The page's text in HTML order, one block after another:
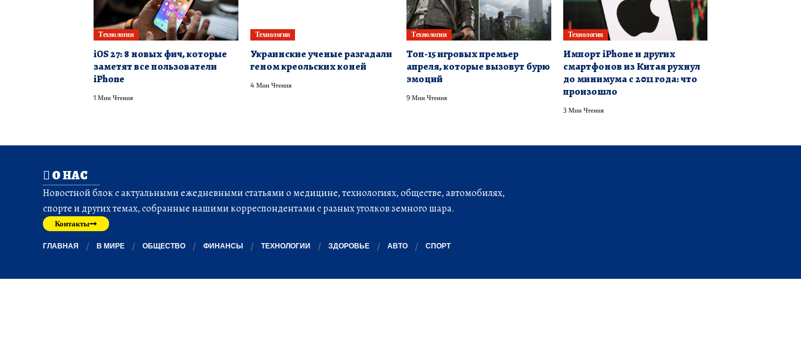
Технологии
iOS 27: 8 новых фич, которые
заметят все пользователи
iPhone
1 Мин Чтения
Технологии
Украинские ученые разгадали
геном креольских коней
4 Мин Чтения
Технологии
Топ-15 игровых премьер
апреля, которые вызовут бурю
эмоций
9 Мин Чтения
Технологии
Импорт iPhone и других
смартфонов из Китая рухнул
до минимума с 2011 года: что
произошло
3 Мин Чтения
О НАС
Новостной блок с актуальными ежедневными статьями о медицине, технологиях, обществе, автомобилях,
спорте и других темах, собранные нашими корреспондентами с разных уголков земного шара.
Контакты
ГЛАВНАЯ В МИРЕ ОБЩЕСТВО ФИНАНСЫ ТЕХНОЛОГИИ ЗДОРОВЬЕ АВТО СПОРТ